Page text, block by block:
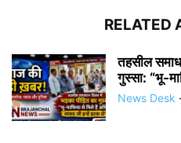
RELATED
तहसील
गुस्सा: “भू-
News Desk